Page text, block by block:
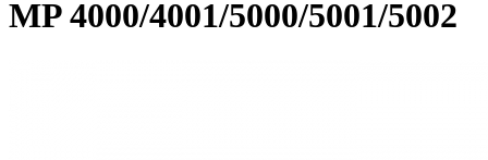
MP 4000/4001/5000/5001/5002